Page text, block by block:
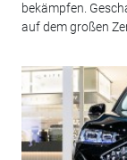
bekämpfen.
auf dem großen